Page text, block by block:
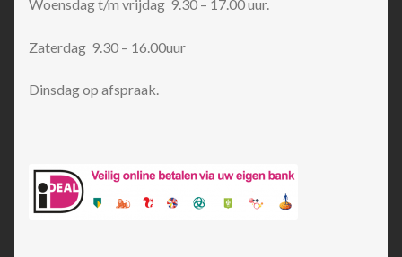
Woensdag t/m vrijdag 9.30 – 17.00 uur.
Zaterdag 9.30 – 16.00uur
Dinsdag op afspraak.